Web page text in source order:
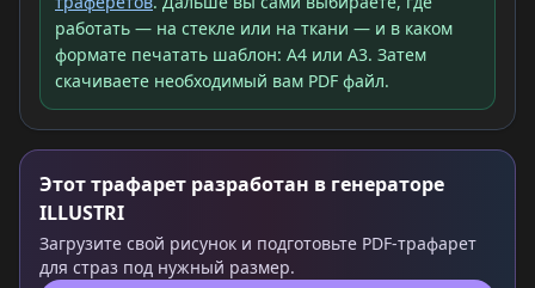
работать — на стекле или на ткани — и в каком
формате печатать шаблон: A4 или A3. Затем
скачиваете необходимый вам PDF файл.
Этот трафарет разработан в генераторе
ILLUSTRI
Загрузите свой рисунок и подготовьте PDF-трафарет
для страз под нужный размер.